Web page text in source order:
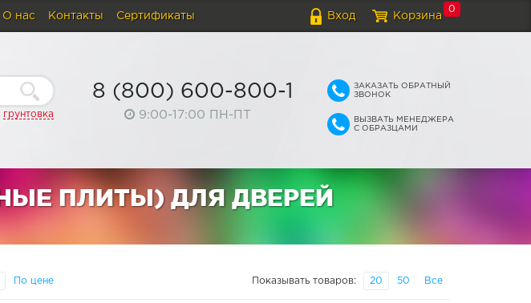
Вход Корзина
0
О нас Контакты Сертификаты
грунтовка
8 (800) 600-800-1
9:00-17:00 ПН-ПТ
ЗАКАЗАТЬ ОБРАТНЫЙ
ЗВОНОК
ВЫЗВАТЬ МЕНЕДЖЕРА
С ОБРАЗЦАМИ
ПЛИТЫ) ДЛЯ ДВЕРЕЙ
По цене Показывать товаров: 20 50 Все